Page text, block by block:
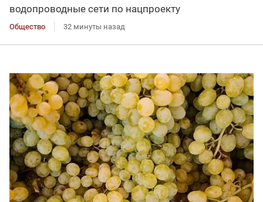
водопроводные сети по нацпроекту
Общество 32 минуты назад